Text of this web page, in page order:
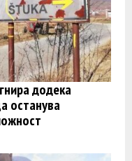
додека
останува